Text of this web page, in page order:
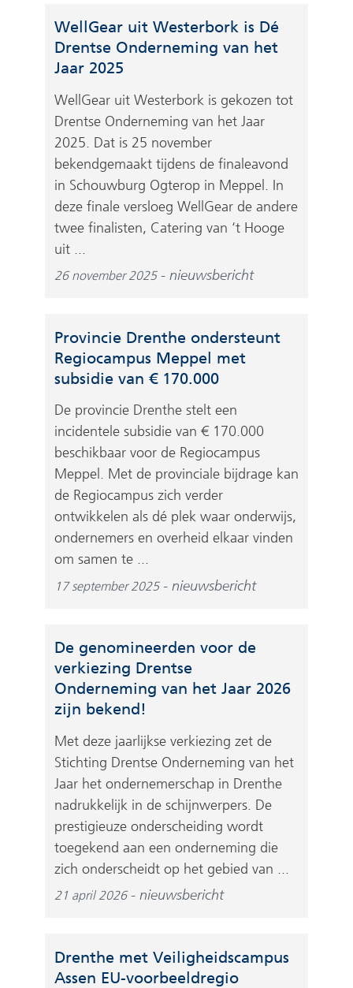
WellGear uit Westerbork is Dé
Drentse Onderneming van het
Jaar 2025
WellGear uit Westerbork is gekozen tot
Drentse Onderneming van het Jaar
2025. Dat is 25 november
bekendgemaakt tijdens de finaleavond
in Schouwburg Ogterop in Meppel. In
deze finale versloeg WellGear de andere
twee finalisten, Catering van ‘t Hooge
uit ...
26 november 2025 nieuwsbericht
Provincie Drenthe ondersteunt
Regiocampus Meppel met
subsidie van € 170.000
De provincie Drenthe stelt een
incidentele subsidie van € 170.000
beschikbaar voor de Regiocampus
Meppel. Met de provinciale bijdrage kan
de Regiocampus zich verder
ontwikkelen als dé plek waar onderwijs,
ondernemers en overheid elkaar vinden
om samen te ...
17 september 2025 nieuwsbericht
De genomineerden voor de
verkiezing Drentse
Onderneming van het Jaar 2026
zijn bekend!
Met deze jaarlijkse verkiezing zet de
Stichting Drentse Onderneming van het
Jaar het ondernemerschap in Drenthe
nadrukkelijk in de schijnwerpers. De
prestigieuze onderscheiding wordt
toegekend aan een onderneming die
zich onderscheidt op het gebied van ...
21 april 2026 nieuwsbericht
Drenthe met Veiligheidscampus
Assen EU-voorbeeldregio